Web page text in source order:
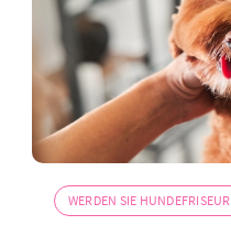
WERDEN SIE HUNDEFRISEUR